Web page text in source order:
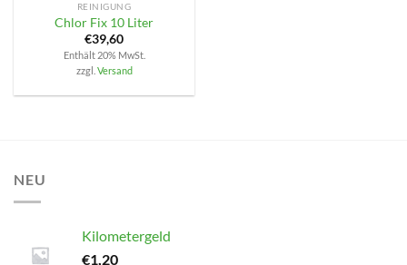
REINIGUNG
Chlor Fix 10 Liter
€39,60
Enthält 20% MwSt.
zzgl. Versand
NEU
Kilometergeld
€1,20